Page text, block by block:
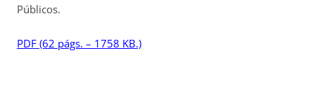
Públicos.
PDF (62 págs. – 1758 KB.)